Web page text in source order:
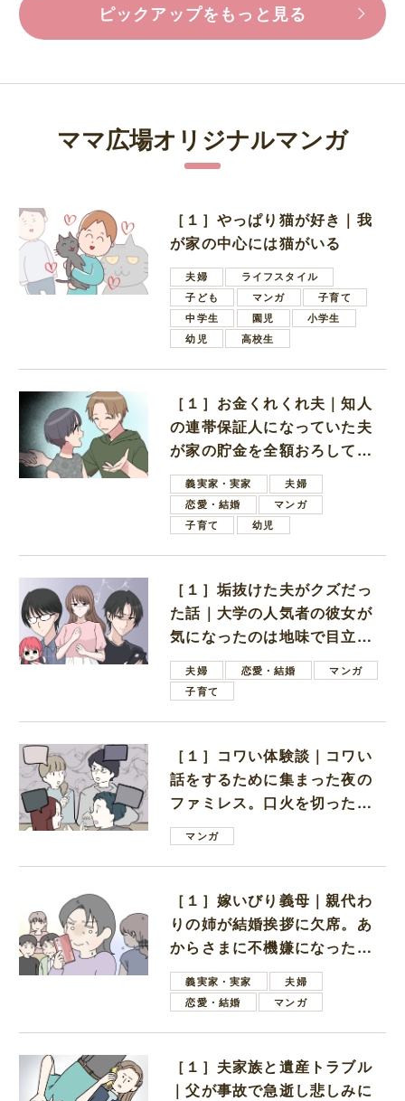
ピックアップをもっと見る
ママ広場オリジナルマンガ
［１］やっぱり猫が好き｜我
が家の中心には猫がいる
夫婦
ライフスタイル
子ども
マンガ
子育て
中学生
園児
小学生
幼児
高校生
［１］お金くれくれ夫｜知人
の連帯保証人になっていた夫
が家の貯金を全額おろしてほ
しいと言ってきた
義実家・実家
夫婦
恋愛・結婚
マンガ
子育て
幼児
［１］垢抜けた夫がクズだっ
た話｜大学の人気者の彼女が
気になったのは地味で目立た
ない男子学生
夫婦 恋愛・結婚
マンガ
子育て
［１］コワい体験談｜コワい
話をするために集まった夜の
ファミレス。口火を切ったの
は電車好きの男の子ママ
マンガ
［１］嫁いびり義母｜親代わ
りの姉が結婚挨拶に欠席。あ
からさまに不機嫌になった義
母義実家・実家
夫婦
恋愛・結婚
マンガ
［１］夫家族と遺産トラブル
｜父が事故で急逝し悲しみに